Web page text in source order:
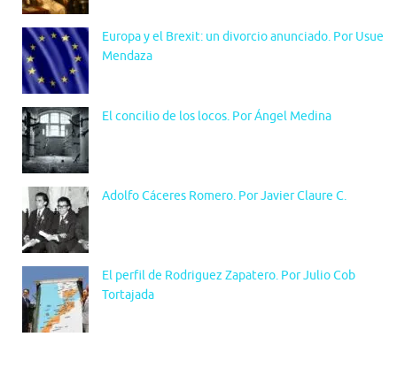
Europa y el Brexit: un divorcio anunciado. Por Usue
Mendaza
El concilio de los locos. Por Ángel Medina
Adolfo Cáceres Romero. Por Javier Claure C.
El perfil de Rodriguez Zapatero. Por Julio Cob
Tortajada